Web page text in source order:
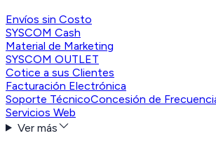
Envíos sin Costo
SYSCOM Cash
Material de Marketing
SYSCOM OUTLET
Cotice a sus Clientes
Facturación Electrónica
Soporte TécnicoConcesión de
Servicios Web
Ver más